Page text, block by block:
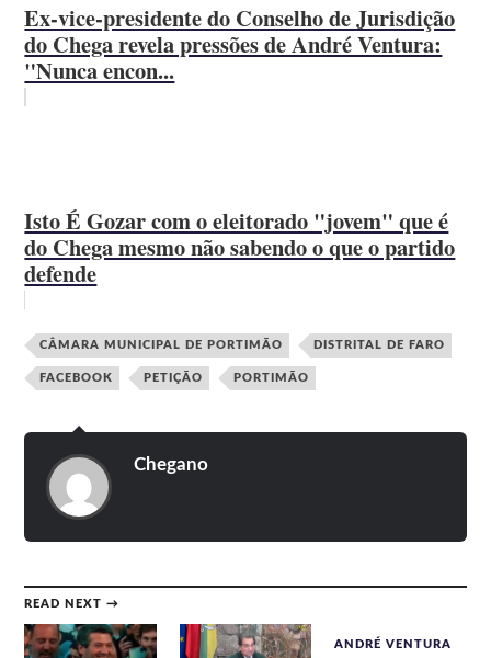
Ex-vice-presidente do Conselho de Jurisdição
do Chega revela pressões de André Ventura:
"Nunca encon...
Isto É Gozar com o eleitorado "jovem" que é
do Chega mesmo não sabendo o que o partido
defende
CÂMARA MUNICIPAL DE PORTIMÃO DISTRITAL DE FARO
FACEBOOK PETIÇÃO PORTIMÃO
Chegano
READ NEXT →
ANDRÉ VENTURA